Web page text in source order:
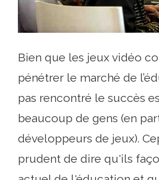
Bien que les jeux vidéo
pénétrer le marché de
pas rencontré le succès
beaucoup de gens (en
développeurs de jeux).
prudent de dire qu'ils